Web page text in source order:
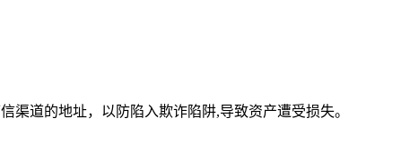
道的地址，以防陷入欺诈陷阱,导致资产遭受损失。